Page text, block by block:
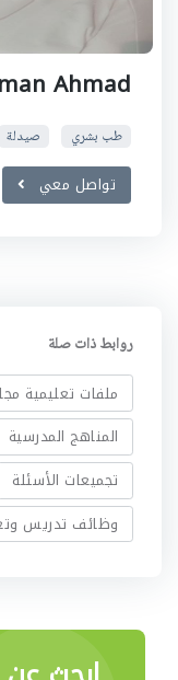
Ahmad
طب بشري صيدلة
تواصل معي
روابط ذات صلة
ملفات تعليمية
المناهج المدرسية
تجميعات الأسئلة
وظائف تدريس